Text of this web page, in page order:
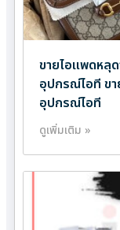
ขายไอแพดหลุ
อุปกรณ์ไอที ขา
อุปกรณ์ไอที
ดูเพิ่มเติม »